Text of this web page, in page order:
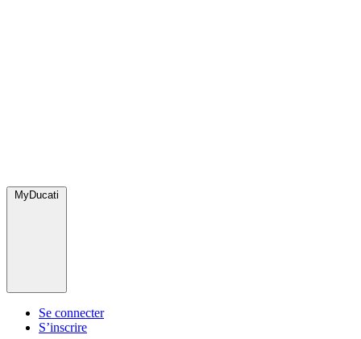
MyDucati
Se connecter
S’inscrire